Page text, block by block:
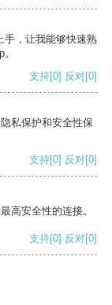
手，让我能够快速熟
支持[0] 反对[0]
私保护和安全性保
支持[0] 反对[0]
高安全性的连接。
支持[0] 反对[0]